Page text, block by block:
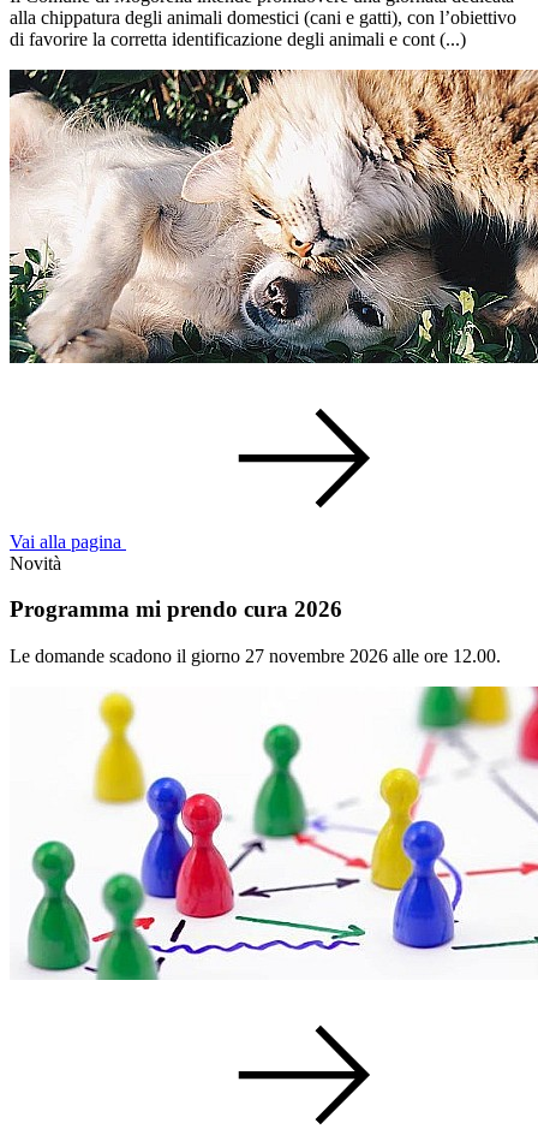
alla chippatura degli animali domestici (cani e gatti), con l’obiettivo
di favorire la corretta identificazione degli animali e cont (...)
Vai alla pagina
Novità
Programma mi prendo cura 2026
Le domande scadono il giorno 27 novembre 2026 alle ore 12.00.